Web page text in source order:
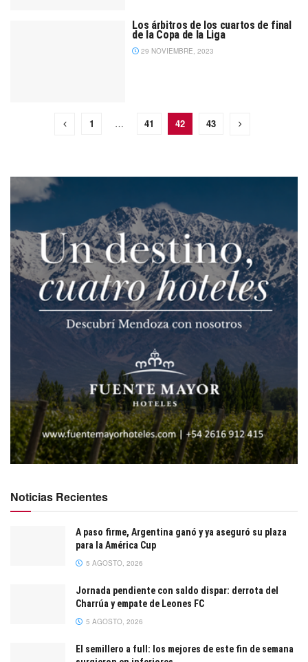
Los árbitros de los cuartos de final
de la Copa de la Liga
29 NOVIEMBRE, 2023
1 … 41 42 43
Noticias Recientes
A paso firme, Argentina ganó y ya aseguró su plaza
para la América Cup
5 AGOSTO, 2026
Jornada pendiente con saldo dispar: derrota del
Charrúa y empate de Leones FC
5 AGOSTO, 2026
El semillero a full: los mejores de este fin de semana